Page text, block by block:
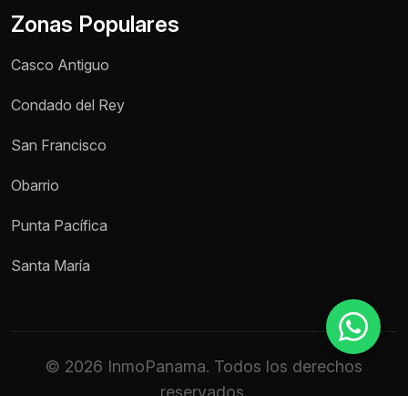
Teléfono / WhatsApp *
Zonas Populares
Casco Antiguo
Condado del Rey
San Francisco
Obarrio
Punta Pacífica
Santa María
© 2026 InmoPanama. Todos los derechos
reservados.